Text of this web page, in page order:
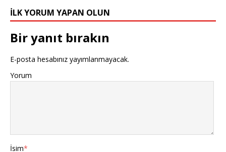
İLK YORUM YAPAN OLUN
Bir yanıt bırakın
E-posta hesabınız yayımlanmayacak.
Yorum
İsim*